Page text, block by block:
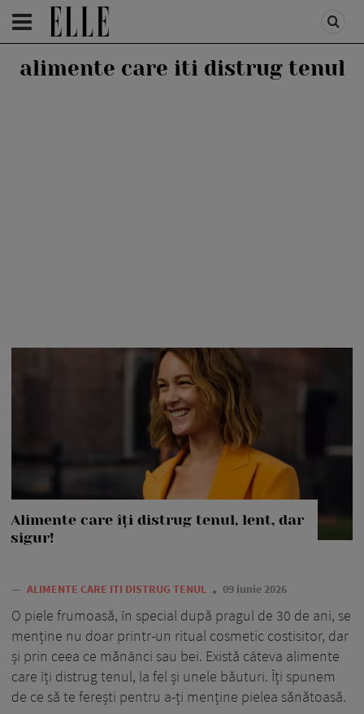
HOMEPAGE /HEALTH & DIET
alimente care iti distrug tenul
Alimente care îți distrug tenul, lent, dar
sigur!
— ALIMENTE CARE ITI DISTRUG TENUL 09 iunie 2026
O piele frumoasă, în special după pragul de 30 de ani, se
menține nu doar printr-un ritual cosmetic costisitor, dar
și prin ceea ce mănânci sau bei. Există câteva alimente
care îți distrug tenul, la fel și unele băuturi. Îți spunem
de ce să te ferești pentru a-ți menține pielea sănătoasă.